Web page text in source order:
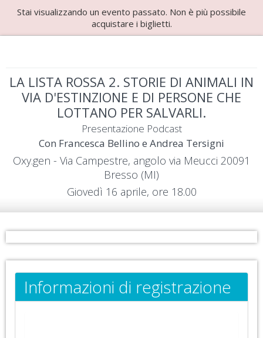
Stai visualizzando un evento passato. Non è più possibile
acquistare i biglietti.
LA LISTA ROSSA 2. STORIE DI ANIMALI IN
VIA D'ESTINZIONE E DI PERSONE CHE
LOTTANO PER SALVARLI.
Presentazione Podcast
Con Francesca Bellino e Andrea Tersigni
Oxy.gen - Via Campestre, angolo via Meucci 20091
Bresso (MI)
Giovedì 16 aprile, ore 18.00
Informazioni di registrazione